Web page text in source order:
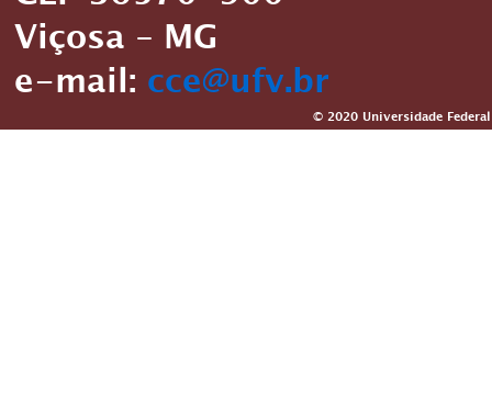
Viçosa – MG
e-mail: cce@ufv.br© 2020 Universidade